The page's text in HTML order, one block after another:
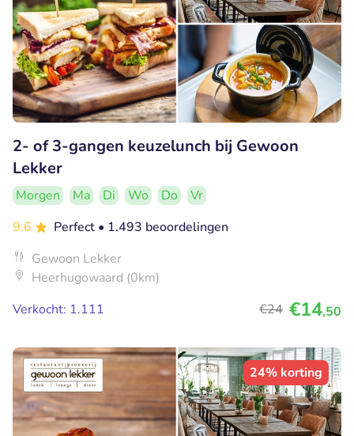
2- of 3-gangen keuzelunch bij Gewoon
Lekker
Morgen Ma Di Wo Do
Vr
9.6
Perfect • 1.493 beoordelingen
Gewoon Lekker
Heerhugowaard (0km)
Verkocht: 1.111
€24 €14,50
24% korting